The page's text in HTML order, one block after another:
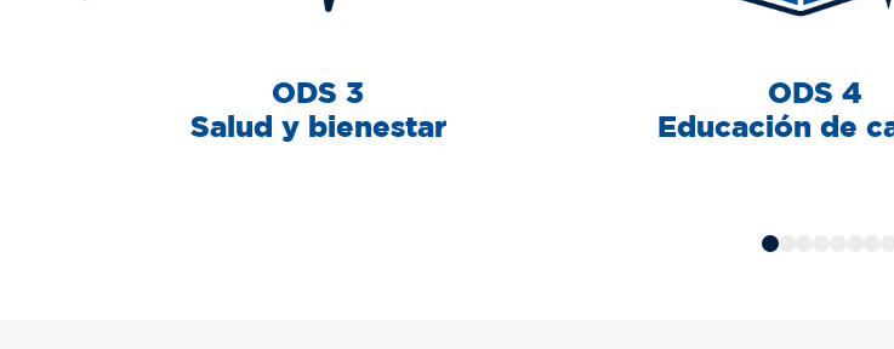
ODS 3
Salud y bienestar
ODS 4
Educación de